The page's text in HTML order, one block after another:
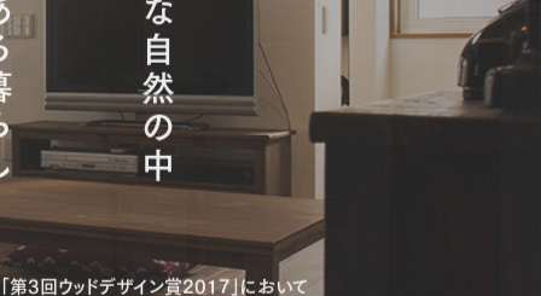
「第3回ウッドデザイン賞2017」において